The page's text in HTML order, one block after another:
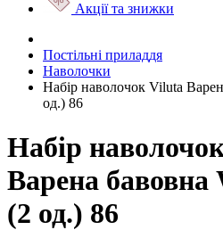
Акції та знижки
Постільні приладдя
Наволочки
Набір наволочок Viluta
од.) 86
Набір
Варена бавовна
(2 од.) 86